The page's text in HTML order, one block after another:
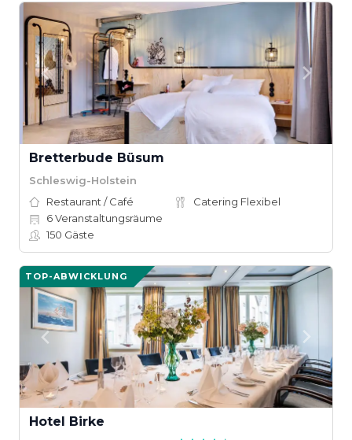
Bretterbude Büsum
Schleswig-Holstein
Restaurant / Café
Catering Flexibel
6Veranstaltungsräume
150 Gäste
TOP-ABWICKLUNG
Hotel Birke